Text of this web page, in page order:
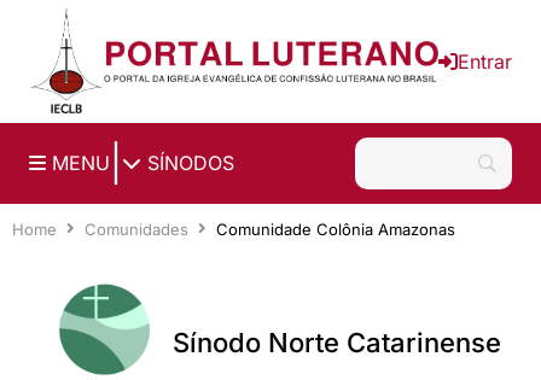
Ir para o conteúdo principal
Entrar
MENU SÍNODOS
Home Comunidades Comunidade Colônia Amazonas
Sínodo Norte Catarinense